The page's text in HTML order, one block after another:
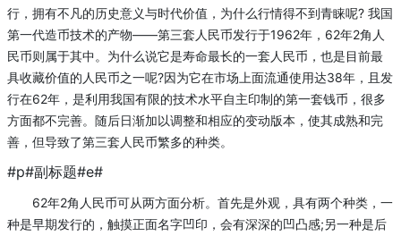
行，拥有不凡的历史意义与时代价值，为什么行情得不到青睐呢? 我国
第一代造币技术的产物——第三套人民币发行于1962年，62年2角人
民币则属于其中。为什么说它是寿命最长的一套人民币，也是目前最
具收藏价值的人民币之一呢?因为它在市场上面流通使用达38年，且发
行在62年，是利用我国有限的技术水平自主印制的第一套钱币，很多
方面都不完善。随后日渐加以调整和相应的变动版本，使其成熟和完
善，但导致了第三套人民币繁多的种类。
#p#副标题#e#
62年2角人民币可从两方面分析。首先是外观，具有两个种类，一
种是早期发行的，触摸正面名字凹印，会有深深的凹凸感;另一种是后